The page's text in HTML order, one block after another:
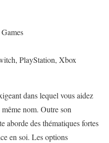
PlayStation, Xbox
dans lequel vous aidez
nom. Outre son
aborde des thématiques fortes
en soi. Les options